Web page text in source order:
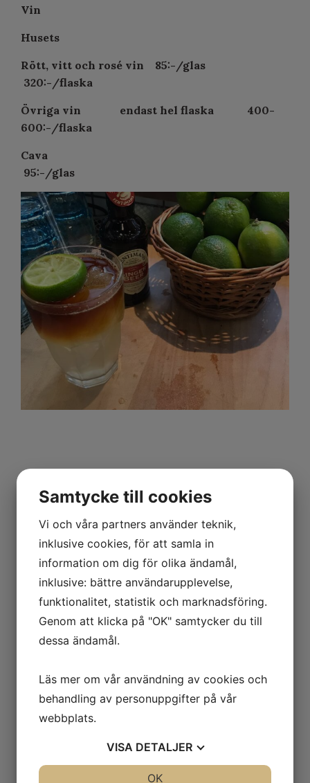
Vin
Husets
Rött, vitt och rosé vin 85:-/glas
320:-/flaska
Övriga vin endast hel flaska 400-
600:-/flaska
Cava
95:-/glas
Alkoholfri öl 33 cl 35:-
Folköl 3,5% 33 cl 40:-
Stark öl på fat "Göteborg Nya Bryggeri"
Samtycke till cookies
Vi och våra partners använder teknik,
inklusive cookies, för att samla in
information om dig för olika ändamål,
inklusive: bättre användarupplevelse,
funktionalitet, statistik och marknadsföring.
Genom att klicka på "OK" samtycker du till
dessa ändamål.
Läs mer om vår användning av cookies och
behandling av personuppgifter på vår
webbplats.
VISA DETALJER
OK